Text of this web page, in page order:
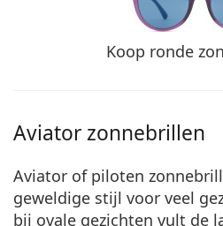
Koop ronde
Aviator zonnebrillen
Aviator of piloten
geweldige stijl voor veel
bij ovale gezichten vult de